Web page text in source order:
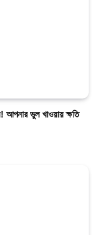
আপনার ভুল খাওয়ায় ক্ষতি